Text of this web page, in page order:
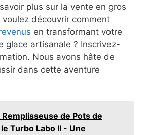
plus sur la vente en gros
voulez découvrir comment
en transformant votre
glace artisanale ? Inscrivez-
Nous avons hâte de
dans cette aventure
Remplisseuse de Pots de
Turbo Labo II - Une